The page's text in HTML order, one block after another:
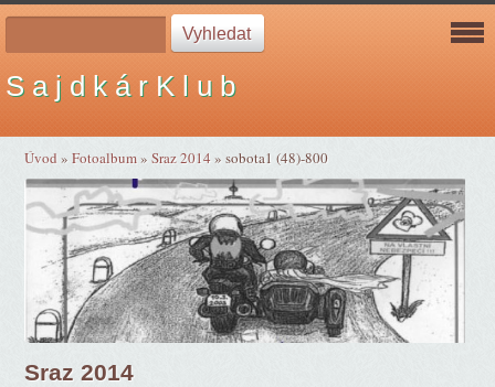
S a j d k á r K l u b
Úvod »Fotoalbum»Sraz 2014»sobota1 (48)-800
Sraz 2014